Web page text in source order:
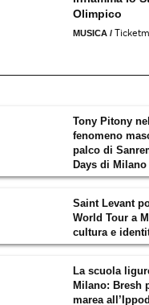
Olimpico
MUSICA /
Tony Pitony
fenomeno
palco di
Days di Milano
Saint Levant
World Tour a
cultura e
La scuola
Milano: Bresh
marea